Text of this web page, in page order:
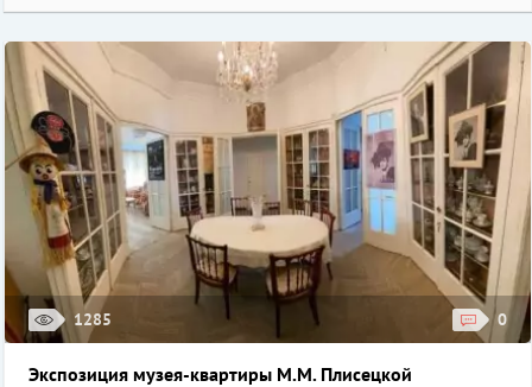
1285 0
Экспозиция музея-квартиры М.М. Плисецкой